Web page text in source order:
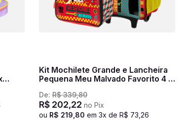
Kit Mochilete Grande e Lancheira
Pequena Meu Malvado Favorito 4 M
De:R$ 339,80
R$ 202,22 no Pix
ou R$ 219,80 em 3x de R$ 73,26